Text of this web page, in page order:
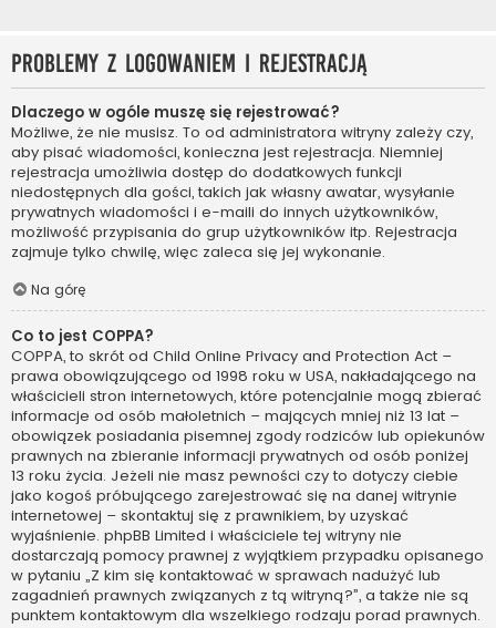
Problemy z logowaniem i rejestracją
Dlaczego w ogóle muszę się rejestrować?
Możliwe, że nie musisz. To od administratora witryny zależy czy,
aby pisać wiadomości, konieczna jest rejestracja. Niemniej
rejestracja umożliwia dostęp do dodatkowych funkcji
niedostępnych dla gości, takich jak własny awatar, wysyłanie
prywatnych wiadomości i e-maili do innych użytkowników,
możliwość przypisania do grup użytkowników itp. Rejestracja
zajmuje tylko chwilę, więc zaleca się jej wykonanie.
Na górę
Co to jest COPPA?
COPPA, to skrót od Child Online Privacy and Protection Act –
prawa obowiązującego od 1998 roku w USA, nakładającego na
właścicieli stron internetowych, które potencjalnie mogą zbierać
informacje od osób małoletnich – mających mniej niż 13 lat –
obowiązek posiadania pisemnej zgody rodziców lub opiekunów
prawnych na zbieranie informacji prywatnych od osób poniżej
13 roku życia. Jeżeli nie masz pewności czy to dotyczy ciebie
jako kogoś próbującego zarejestrować się na danej witrynie
internetowej – skontaktuj się z prawnikiem, by uzyskać
wyjaśnienie. phpBB Limited i właściciele tej witryny nie
dostarczają pomocy prawnej z wyjątkiem przypadku opisanego
w pytaniu „Z kim się kontaktować w sprawach nadużyć lub
zagadnień prawnych związanych z tą witryną?”, a także nie są
punktem kontaktowym dla wszelkiego rodzaju porad prawnych.